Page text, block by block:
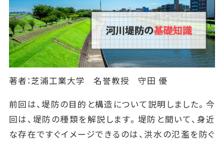
著者：芝浦工業大学 名誉教授 守田 優
前回は、堤防の目的と構造について説明しました。今
回は、堤防の種類を解説します。堤防と聞いて、身近
な存在ですぐイメージできるのは、洪水の氾濫を防ぐ